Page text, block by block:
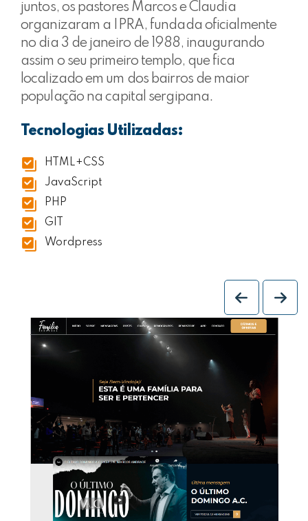
juntos, os pastores Marcos e Claudia
organizaram a IPRA, fundada oficialmente
no dia 3 de janeiro de 1988, inaugurando
assim o seu primeiro templo, que fica
localizado em um dos bairros de maior
população na capital sergipana.
Tecnologias Utilizadas:
HTML+CSS
JavaScript
PHP
GIT
Wordpress